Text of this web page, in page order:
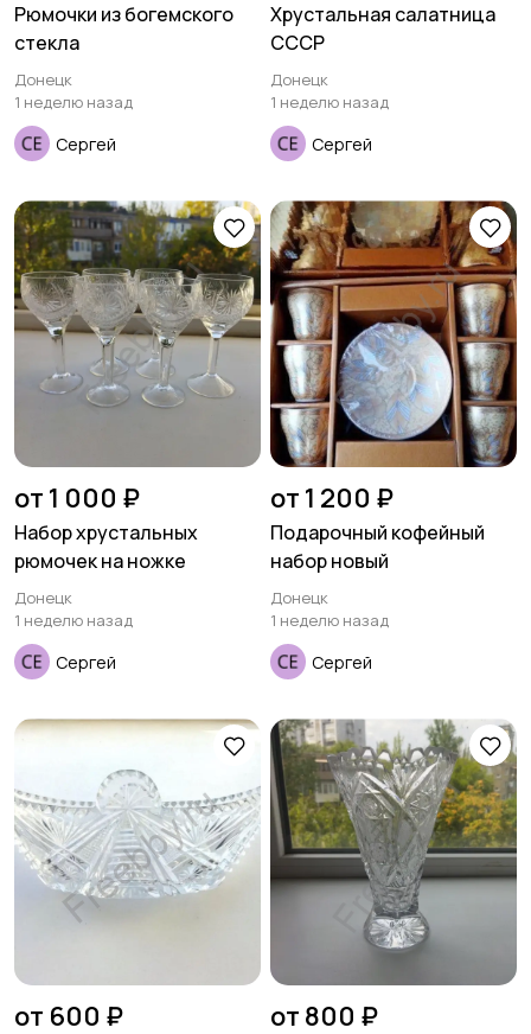
Рюмочки из богемского
стекла
Донецк
1 неделю назад
Сергей
Хрустальная салатница
СССР
Донецк
1 неделю назад
Сергей
от 1 000 ₽
Набор хрустальных
рюмочек на ножке
Донецк
1 неделю назад
Сергей
от 1 200 ₽
Подарочный кофейный
набор новый
Донецк
1 неделю назад
Сергей
от 600 ₽ от 800 ₽